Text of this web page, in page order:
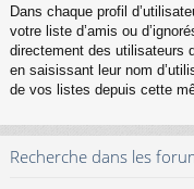
Dans chaque profil
votre liste d’amis ou
directement des utilisateurs
en saisissant leur nom
de vos listes depuis cette
Recherche dans les